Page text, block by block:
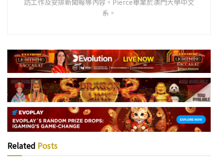
訪工作及安排新聞報導內容。Pierce畢業於澳門大學中文
系。
Related Posts